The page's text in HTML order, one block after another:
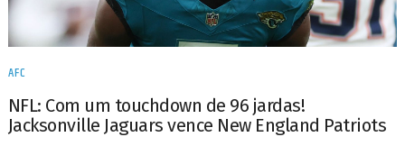
AFC
NFL: Com um touchdown de 96 jardas!
Jacksonville Jaguars vence New England Patriots